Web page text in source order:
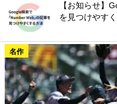
【お知らせ】
を見つけやす
名作